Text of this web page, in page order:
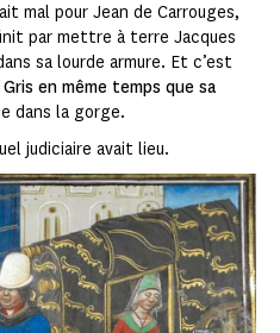
mal pour Jean de Carrouges,
par mettre à terre Jacques
sa lourde armure. Et c’est
en même temps que sa
dans la gorge.
judiciaire avait lieu.